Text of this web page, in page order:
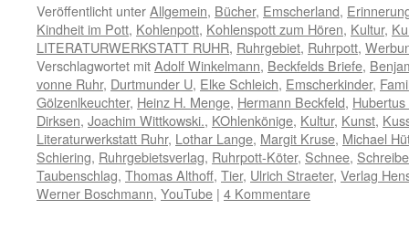
Veröffentlicht unterAllgemein, Bücher, Emscherland,
Kindheit im Pott, Kohlenpott, Kohlenspott zum Hören, Kultur,
LITERATURWERKSTATT RUHR, Ruhrgebiet, Ruhrpott,
Verschlagwortet mitAdolf Winkelmann, Beckfelds Briefe,
vonne Ruhr, Durtmunder U, Elke Schleich, Emscherkinder,
Gölzenlkeuchter, Heinz H. Menge, Hermann Beckfeld,
Dirksen, Joachim Wittkowski., KOhlenkönige, Kultur, Kunst,
Literaturwerkstatt Ruhr, Lothar Lange, Margit Kruse, Michael
Schiering, Ruhrgebietsverlag, Ruhrpott-Köter, Schnee,
Taubenschlag, Thomas Althoff, Tier, Ulrich Straeter, Verlag
Werner Boschmann, YouTube | 4 Kommentare